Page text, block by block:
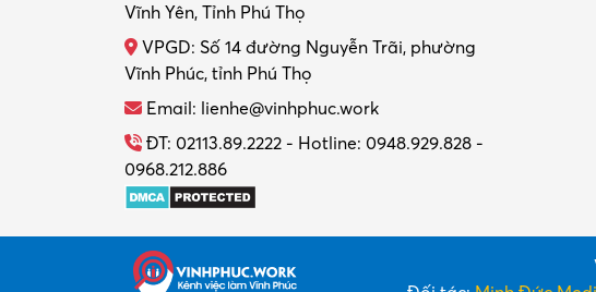
Vĩnh Yên, Tỉnh Phú Thọ
VPGD: Số 14 đường Nguyễn Trãi, phường
Vĩnh Phúc, tỉnh Phú Thọ
Email: lienhe@vinhphuc.work
ĐT: 02113.89.2222 - Hotline: 0948.929.828 -
0968.212.886